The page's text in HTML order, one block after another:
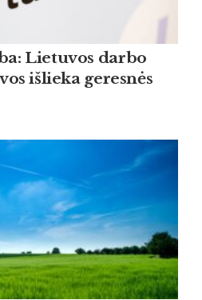
Lietuvos darbo
išlieka geresnės